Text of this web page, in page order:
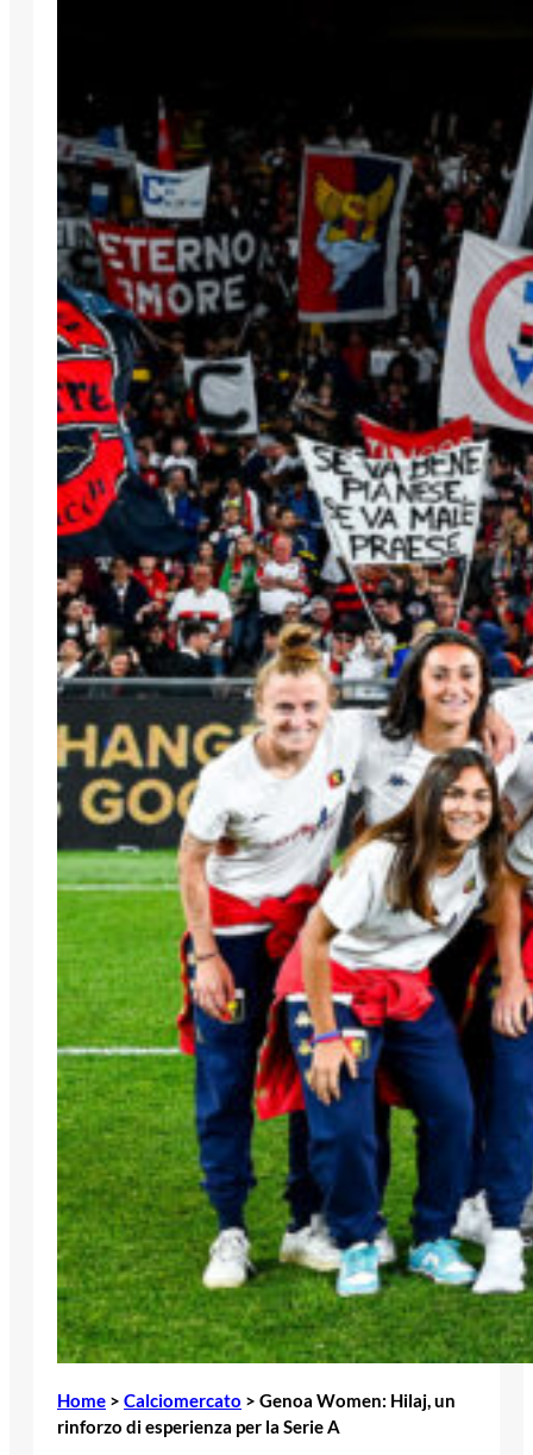
Home > Calciomercato > Genoa Women: Hilaj, un
rinforzo di esperienza per la Serie A